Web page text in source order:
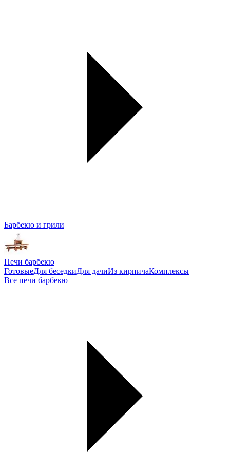
Барбекю и грили
Печи барбекю
ГотовыеДля беседкиДля дачиИз кирпичаКомплексы
Все печи барбекю